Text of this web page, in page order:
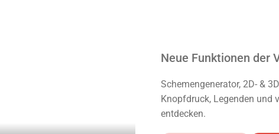
Neue Funktionen der
Schemengenerator, 2D- &
Knopfdruck, Legenden und
entdecken.